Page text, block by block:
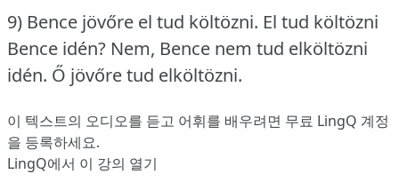
9) Bence jövőre el tud költözni. El tud költözni
Bence idén? Nem, Bence nem tud elköltözni
idén. Ő jövőre tud elköltözni.
이 텍스트의 오디오를 듣고 어휘를 배우려면 무료 LingQ 계정
을 등록하세요.
LingQ에서 이 강의 열기